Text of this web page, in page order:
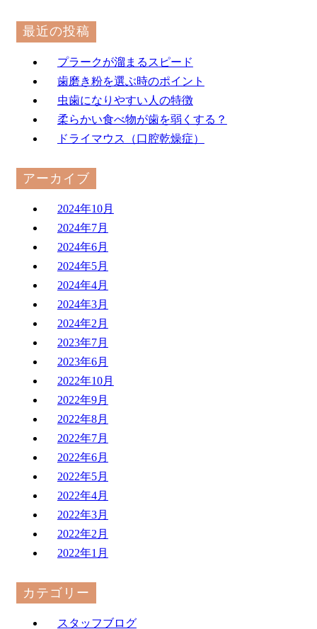
最近の投稿
プラークが溜まるスピード
歯磨き粉を選ぶ時のポイント
虫歯になりやすい人の特徴
柔らかい食べ物が歯を弱くする？
ドライマウス（口腔乾燥症）
アーカイブ
2024年10月
2024年7月
2024年6月
2024年5月
2024年4月
2024年3月
2024年2月
2023年7月
2023年6月
2022年10月
2022年9月
2022年8月
2022年7月
2022年6月
2022年5月
2022年4月
2022年3月
2022年2月
2022年1月
カテゴリー
スタッフブログ